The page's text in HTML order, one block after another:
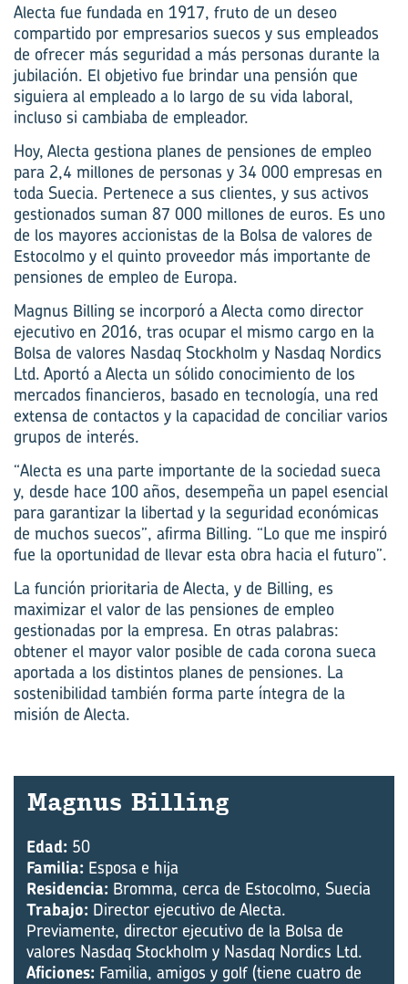
Alecta fue fundada en 1917, fruto de un deseo
compartido por empresarios suecos y sus empleados
de ofrecer más seguridad a más personas durante la
jubilación. El objetivo fue brindar una pensión que
siguiera al empleado a lo largo de su vida laboral,
incluso si cambiaba de empleador.
Hoy, Alecta gestiona planes de pensiones de empleo
para 2,4 millones de personas y 34 000 empresas en
toda Suecia. Pertenece a sus clientes, y sus activos
gestionados suman 87 000 millones de euros. Es uno
de los mayores accionistas de la Bolsa de valores de
Estocolmo y el quinto proveedor más importante de
pensiones de empleo de Europa.
Magnus Billing se incorporó a Alecta como director
ejecutivo en 2016, tras ocupar el mismo cargo en la
Bolsa de valores Nasdaq Stockholm y Nasdaq Nordics
Ltd. Aportó a Alecta un sólido conocimiento de los
mercados financieros, basado en tecnología, una red
extensa de contactos y la capacidad de conciliar varios
grupos de interés.
“Alecta es una parte importante de la sociedad sueca
y, desde hace 100 años, desempeña un papel esencial
para garantizar la libertad y la seguridad económicas
de muchos suecos”, afirma Billing. “Lo que me inspiró
fue la oportunidad de llevar esta obra hacia el futuro”.
La función prioritaria de Alecta, y de Billing, es
maximizar el valor de las pensiones de empleo
gestionadas por la empresa. En otras palabras:
obtener el mayor valor posible de cada corona sueca
aportada a los distintos planes de pensiones. La
sostenibilidad también forma parte íntegra de la
misión de Alecta.
Mag­nus Bi­lling
Edad: 50
Familia: Esposa e hija
Residencia: Bromma, cerca de Estocolmo, Suecia
Trabajo: Director ejecutivo de Alecta.
Previamente, director ejecutivo de la Bolsa de
valores Nasdaq Stockholm y Nasdaq Nordics Ltd.
Aficiones: Familia, amigos y golf (tiene cuatro de